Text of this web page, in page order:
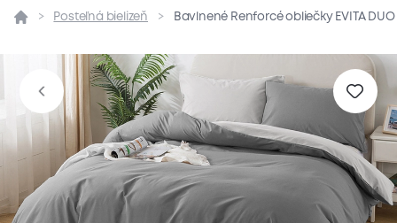
Prehľad Parametre Popis produktu
Posteľná bielizeň Bavlnené Renforcé obliečky EVITA